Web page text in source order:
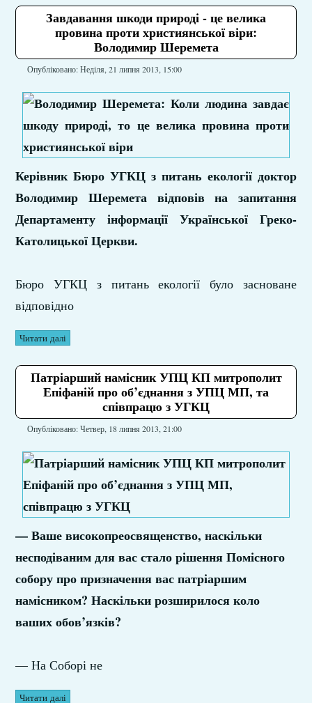
Завдавання шкоди природі - це велика
провина проти християнської віри:
Володимир Шеремета
Опубліковано: Неділя, 21 липня 2013, 15:00
Керівник Бюро УГКЦ з питань екології доктор
Володимир Шеремета відповів на запитання
Департаменту інформації Української Греко-
Католицької Церкви.
Бюро УГКЦ з питань екології було засноване
відповідно
Читати далі
Патріарший намісник УПЦ КП митрополит
Епіфаній про об’єднання з УПЦ МП, та
співпрацю з УГКЦ
Опубліковано: Четвер, 18 липня 2013, 21:00
— Ваше високопреосвященство, наскільки
несподіваним для вас стало рішення Помісного
собору про призначення вас патріаршим
намісником? Наскільки розширилося коло
ваших обов’язків?
— На Соборі не
Читати далі